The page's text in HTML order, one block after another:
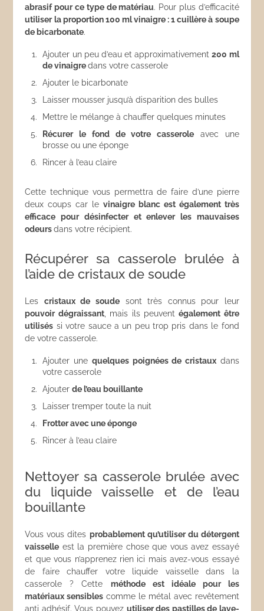
abrasif pour ce type de matériau. Pour plus d’efficacité
utiliser la proportion 100 ml vinaigre : 1 cuillère à soupe
de bicarbonate.
Ajouter un peu d’eau et approximativement200 ml
de vinaigredans votre casserole
Ajouter le bicarbonate
Laisser mousser jusqu’à disparition des bulles
Mettre le mélange à chauffer quelques minutes
Récurer le fond de votre casserole avec une
brosse ou une éponge
Rincer à l’eau claire
Cette technique vous permettra de faire d’une pierre
deux coups car le vinaigre blanc est également très
efficace pour désinfecter et enlever les mauvaises
odeursdans votre récipient.
Récupérer sa casserole brulée à
l’aide de cristaux de soude
Les cristaux de soudesont très connus pour leur
pouvoir dégraissant, mais ils peuventégalement être
utilisés si votre sauce a un peu trop pris dans le fond
de votre casserole.
Ajouter une quelques poignées de cristauxdans
votre casserole
Ajouterde l’eau bouillante
Laisser tremper toute la nuit
Frotter avec une éponge
Rincer à l’eau claire
Nettoyer sa casserole brulée avec
du liquide vaisselle et de l’eau
bouillante
Vous vous dites probablement qu’utiliser du détergent
vaisselle est la première chose que vous avez essayé
et que vous n’apprenez rien ici mais avez-vous essayé
de faire chauffer votre liquide vaisselle dans la
casserole ? Cette méthode est idéale pour les
matériaux sensibles comme le métal avec revêtement
anti adhésif. Vous pouvez utiliser des pastilles de lave-